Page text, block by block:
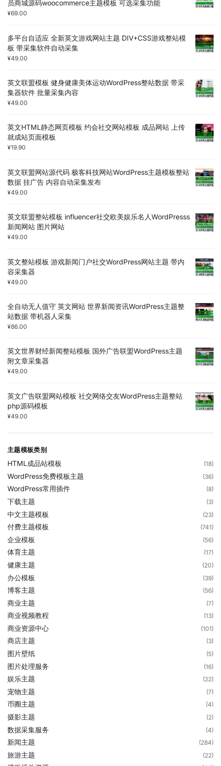
员商城源码woocommerce主题模板 可选采集功能
¥69.00
多平台自适应 全新英文游戏网站主题 DIV+CSS游戏整站模
板 带采集软件自动采集
¥49.00
英文联盟模板 健身健康美体运动WordPress整站数据 带采
集器软件 批量采集内容
¥49.00
英文HTML静态网页模板 约会社交网站模板 成品网站 上传
就成站页面模板
¥19.90
英文联盟网站源代码 极客科技网站WordPress主题模板整站
数据 挂广告 内容自动采集发布
¥49.00
英文联盟整站模板 influencer社交欧美娱乐名人WordPresss
新闻网站 图片网站
¥49.00
英文整站模板 游戏新闻门户社交WordPress网站主题 带内
容采集器
¥49.00
全自动无人值守 英文网站 世界新闻资讯WordPress主题整
站数据 带机器人采集
¥86.00
英文世界财经新闻整站模板 国外广告联盟WordPress主题
附文章采集器
¥49.00
英文广告联盟网站模板 社交网络交友WordPress主题整站
php源码模板
¥49.00
主题模板类别
HTML成品站模板 (18)
WordPress免费模板主题 (36)
WordPress常用插件 (8)
下载主题 (3)
中文主题模板 (23)
付费主题模板 (741)
企业模板 (56)
体育主题 (17)
健康主题 (20)
办公模板 (39)
博客主题 (56)
商业主题 (7)
商业视频教程 (13)
商业资源中心 (101)
商店主题 (3)
图片壁纸 (5)
图片处理服务 (16)
娱乐主题 (22)
宠物主题 (7)
币圈主题 (4)
摄影主题 (2)
数据采集服务 (4)
新闻主题 (284)
旅游主题 (22)